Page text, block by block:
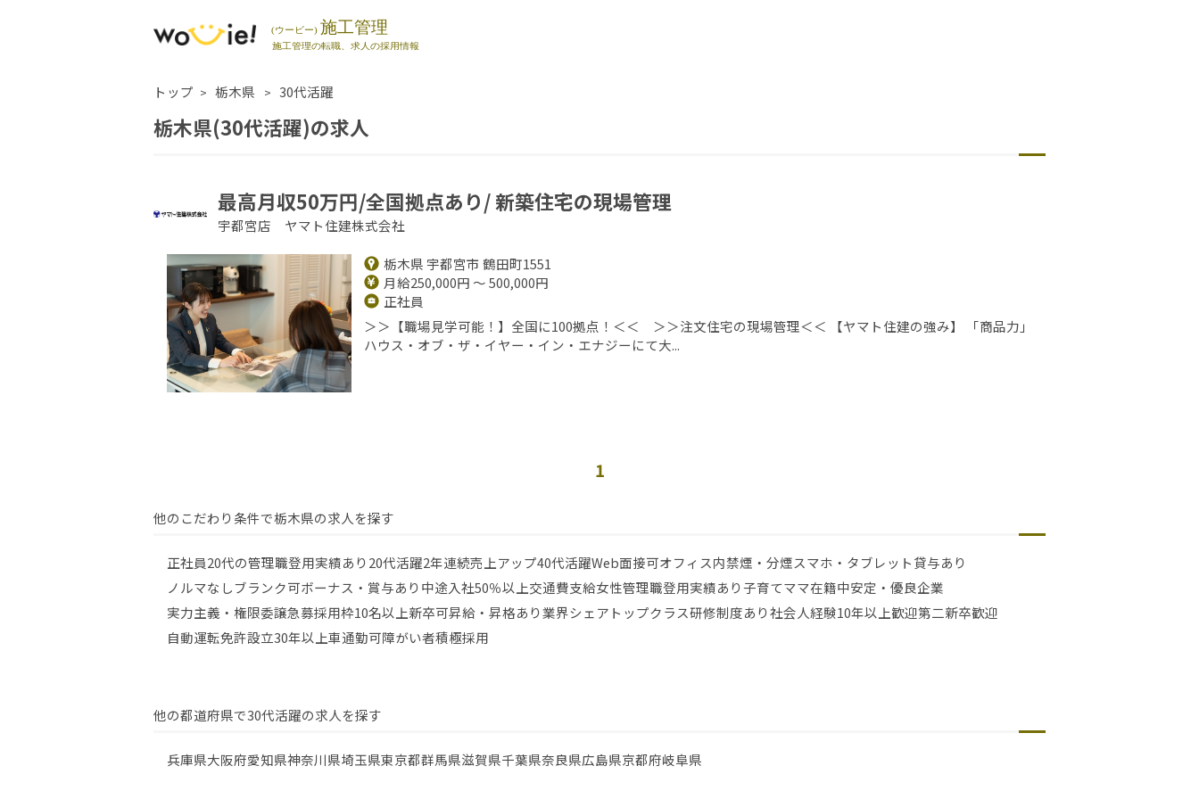
トップ 栃木県 30代活躍
栃木県(30代活躍)の求人
最高月収50万円/全国拠点あり/ 新築住宅の現場管理
宇都宮店 ヤマト住建株式会社
栃木県 宇都宮市 鶴田町1551
月給250,000円 ～ 500,000円
正社員
＞＞【職場見学可能！】全国に100拠点！＜＜ ＞＞注文住宅の現場管理＜＜ 【ヤマト住建の強み】 「商品力」
ハウス・オブ・ザ・イヤー・イン・エナジーにて大...
1
他のこだわり条件で栃木県の求人を探す
正社員20代の管理職登用実績あり 20代活躍2年連続売上アップ40代活躍Web面接可オフィス内禁煙・分煙スマホ・タブレット貸与あり
ノルマなしブランク可ボーナス・賞与あり 中途入社50％以上交通費支給女性管理職登用実績あり子育てママ在籍中安定・優良企業
実力主義・権限委譲急募採用枠10名以上新卒可昇給・昇格あり業界シェアトップクラス研修制度あり社会人経験10年以上歓迎第二新卒歓迎
自動運転免許設立30年以上車通勤可障がい者積極採用
他の都道府県で30代活躍の求人を探す
兵庫県大阪府愛知県神奈川県埼玉県東京都群馬県滋賀県千葉県奈良県広島県京都府岐阜県